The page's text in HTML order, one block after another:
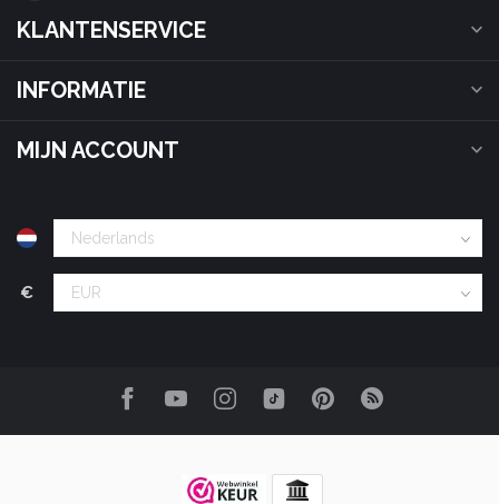
KLANTENSERVICE
INFORMATIE
MIJN ACCOUNT
€